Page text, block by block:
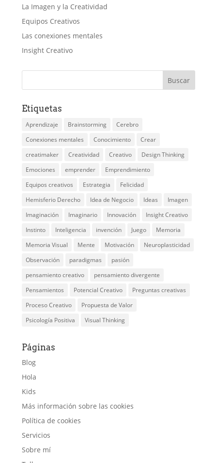
La Imagen y la Creatividad
Equipos Creativos
Las conexiones mentales
Insight Creativo
Etiquetas
Aprendizaje Brainstorming
Cerebro
Conexiones mentales
Conocimiento
Crear
creatimaker
Creatividad Creativo
Design Thinking
Emociones
emprender
Emprendimiento
Equipos creativos
Estrategia
Felicidad
Hemisferio Derecho
Idea de Negocio Ideas
Imagen
Imaginación
Imaginario Innovación
Insight Creativo
Instinto
Inteligencia invención Juego
Memoria
Memoria Visual
Mente Motivación
Neuroplasticidad
Observación
paradigmas
pasión
pensamiento creativo
pensamiento divergente
Pensamientos
Potencial Creativo
Preguntas creativas
Proceso Creativo
Propuesta de Valor
Psicología Positiva
Visual Thinking
Páginas
Blog
Hola
Kids
Más información sobre las cookies
Política de cookies
Servicios
Sobre mí